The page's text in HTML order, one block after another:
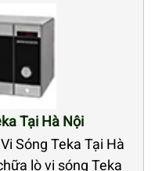
Tại Hà Nội
Sóng Teka Tại Hà
lò vi sóng Teka